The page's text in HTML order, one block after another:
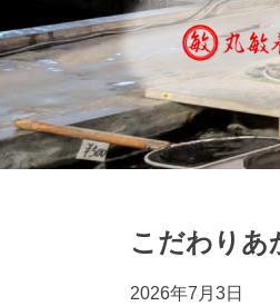
こだわりあ
2026年7月3日